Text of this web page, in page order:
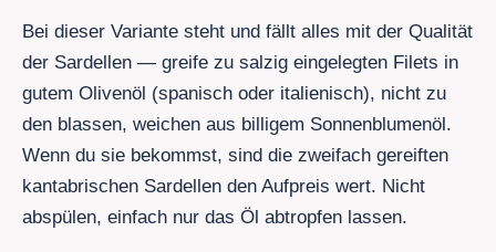
Bei dieser Variante steht und fällt alles mit der Qualität
der Sardellen — greife zu salzig eingelegten Filets in
gutem Olivenöl (spanisch oder italienisch), nicht zu
den blassen, weichen aus billigem Sonnenblumenöl.
Wenn du sie bekommst, sind die zweifach gereiften
kantabrischen Sardellen den Aufpreis wert. Nicht
abspülen, einfach nur das Öl abtropfen lassen.